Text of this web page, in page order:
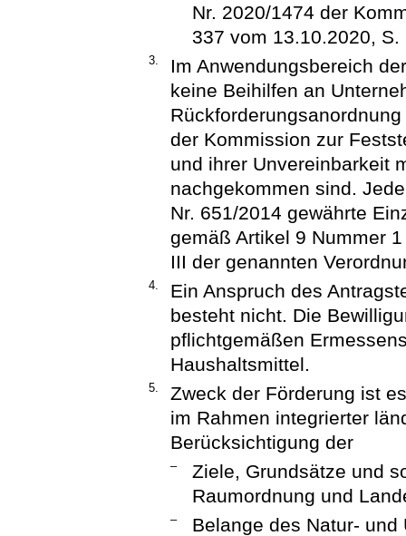
Nr. 2020/1474 der
337 vom 13.10.2020,
3.
Im Anwendungsbereich
keine Beihilfen an
der Kommission zur
und ihrer Unvereinbarkeit
nachgekommen sind.
Nr. 651/2014 gewährte
gemäß Artikel 9 Nummer
III der genannten
4.
Ein Anspruch des
besteht nicht. Die
pflichtgemäßen
Haushaltsmittel.
5.
Zweck der Förderung ist
im Rahmen integrierter
Berücksichtigung der
–
Ziele, Grundsätze und
Raumordnung und
– Belange des Natur- und